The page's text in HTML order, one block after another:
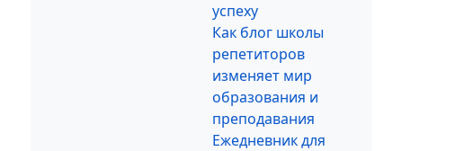
успеху
Как блог школы
репетиторов
изменяет мир
образования и
преподавания
Ежедневник для